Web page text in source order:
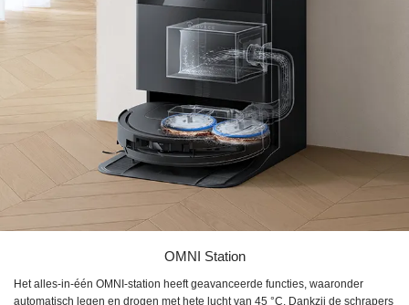
OMNI Station
Het alles-in-één OMNI-station heeft geavanceerde functies, waaronder
automatisch legen en drogen met hete lucht van 45 °C. Dankzij de schrapers